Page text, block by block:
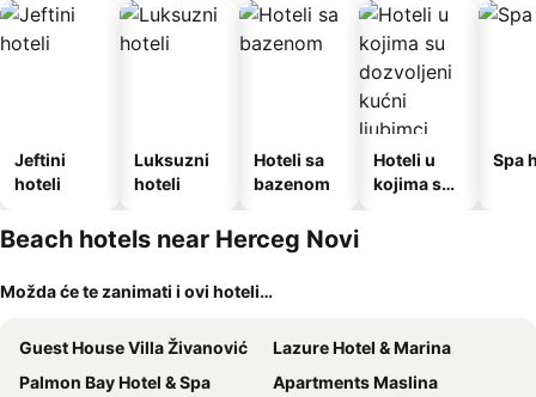
Jeftini
hoteli
Luksuzni
hoteli
Hoteli sa
bazenom
Hoteli u
kojima su
Spa
Beach hotels near Herceg Novi
Možda će te zanimati i ovi hoteli…
Guest House Villa Živanović
Lazure Hotel & Marina
Palmon Bay Hotel & Spa
Apartments Maslina